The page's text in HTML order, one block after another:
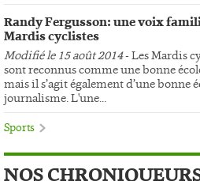
Randy Fergusson: une voix
Mardis cyclistes
Modifié le 15 août 2014- Les Mardis
sont reconnus comme une bonne
mais il s’agit également d’une bonne
journalisme. L'une...
Sports
NOS